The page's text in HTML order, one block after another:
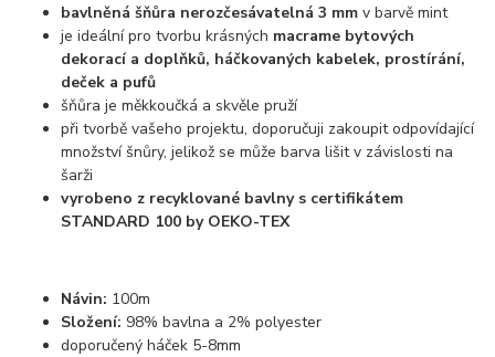
bavlněná šňůra nerozčesávatelná 3 mm v barvě mint
je ideální pro tvorbu krásných macrame bytových
dekorací a doplňků, háčkovaných kabelek, prostírání,
deček a pufů
šňůra je měkkoučká a skvěle pruží
při tvorbě vašeho projektu, doporučuji zakoupit odpovídající
množství šnůry, jelikož se může barva lišit v závislosti na
šarži
vyrobeno z recyklované bavlny s certifikátem
STANDARD 100 by OEKO-TEX
Návin: 100m
Složení: 98% bavlna a 2% polyester
doporučený háček 5-8mm